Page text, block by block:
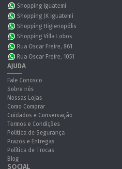
Shopping Iguatemi
Shopping JK Iguatemi
Shopping Higienopólis
Shopping Villa Lobos
Rua Oscar Freire, 861
Rua Oscar Freire, 1051
AJUDA
Fale Conosco
Sobre nós
Nossas Lojas
Como Comprar
Cuidados e Conservação
Termos e Condições
Política de Segurança
Prazos e Entregas
Política de Trocas
Blog
SOCIAL